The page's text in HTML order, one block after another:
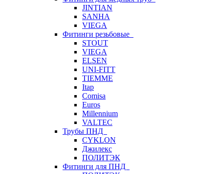
JINTIAN
SANHA
VIEGA
Фитинги резьбовые
STOUT
VIEGA
ELSEN
UNI-FITT
TIEMME
Itap
Comisa
Euros
Millennium
VALTEC
Трубы ПНД
CYKLON
Джилекс
ПОЛИТЭК
Фитинги для ПНД